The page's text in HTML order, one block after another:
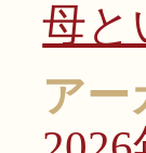
母と
アー